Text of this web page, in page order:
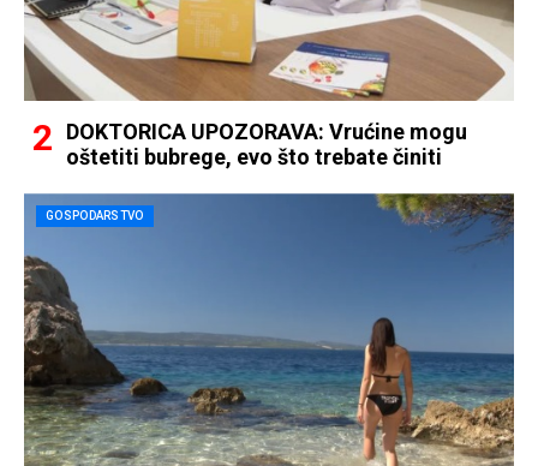
DOKTORICA UPOZORAVA: Vrućine mogu
oštetiti bubrege, evo što trebate činiti
GOSPODARSTVO